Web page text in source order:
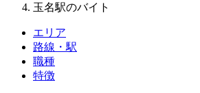
玉名駅のバイト
エリア
路線・駅
職種
特徴